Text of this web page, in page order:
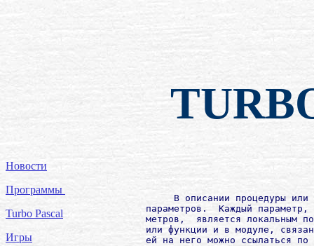
Новости
Программы
Turbo Pascal
Игры
В описании процедуры
параметров.  Каждый
метров,  является локальным
или функции и в модуле,
ей на него можно ссылаться по